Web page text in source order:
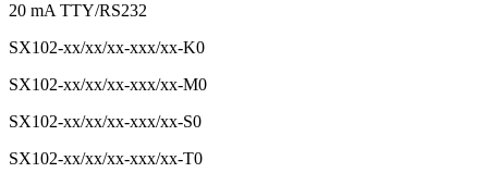
20 mA TTY/RS232
SX102-xx/xx/xx-xxx/xx-K0
SX102-xx/xx/xx-xxx/xx-M0
SX102-xx/xx/xx-xxx/xx-S0
SX102-xx/xx/xx-xxx/xx-T0